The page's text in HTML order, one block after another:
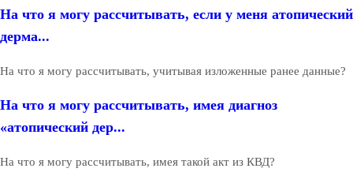
На что я могу рассчитывать, если у меня атопический
дерма...
На что я могу рассчитывать, учитывая изложенные ранее данные?
На что я могу рассчитывать, имея диагноз
«атопический дер...
На что я могу рассчитывать, имея такой акт из КВД?